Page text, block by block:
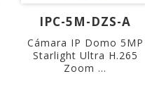
IPC-5M-DZS-A
Cámara IP Domo 5MP
Starlight Ultra H.265
Zoom ...